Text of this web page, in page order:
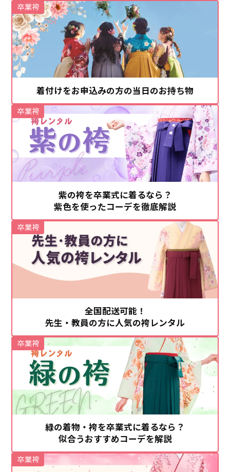
着付けをお申込みの方の当日のお持ち物
卒業袴
紫の袴を卒業式に着るなら？
紫色を使ったコーデを徹底解説
卒業袴
全国配送可能！
先生・教員の方に人気の袴レンタル
卒業袴
緑の着物・袴を卒業式に着るなら？
似合うおすすめコーデを解説
卒業袴
卒業袴